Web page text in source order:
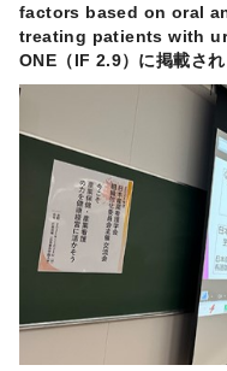
factors based on oral
treating patients with
ONE（IF 2.9）に掲載され